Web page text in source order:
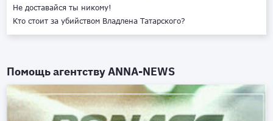
Не доставайся ты никому!
Кто стоит за убийством Владлена Татарского?
Помощь агентствуANNA-NEWS